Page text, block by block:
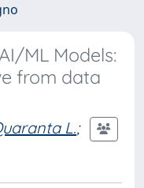
ML Models:
from data
L.;